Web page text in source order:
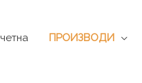
ПРОИЗВОДИ